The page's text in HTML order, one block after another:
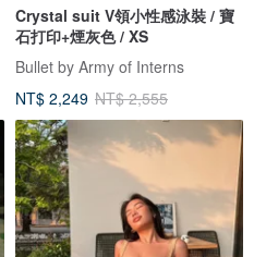
Crystal suit V領小性感泳裝 / 寶
石打印+煙灰色 / XS
Bullet by Army of Interns
NT$ 2,249 NT$ 2,555